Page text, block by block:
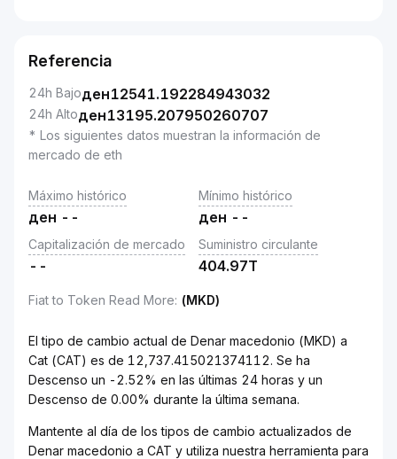
Referencia
24h Bajoден12541.192284943032
24h Altoден13195.207950260707
* Los siguientes datos muestran la información de
mercado de eth
Máximo histórico
ден --
Mínimo histórico
ден --
Capitalización de mercado
--
Suministro circulante
404.97T
Fiat to Token Read More: (MKD)
El tipo de cambio actual de Denar macedonio (MKD) a
Cat (CAT) es de 12,737.415021374112. Se ha
Descenso un -2.52% en las últimas 24 horas y un
Descenso de 0.00% durante la última semana.
Mantente al día de los tipos de cambio actualizados de
Denar macedonio a CAT y utiliza nuestra herramienta para